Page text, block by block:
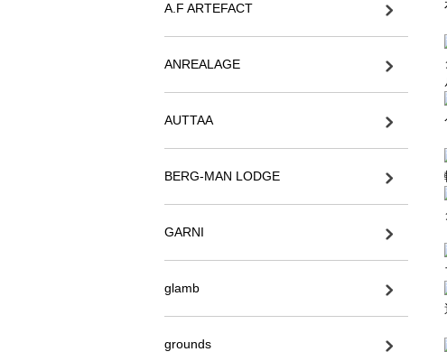
A.F ARTEFACT
ANREALAGE
AUTTAA
BERG-MAN LODGE
GARNI
glamb
grounds